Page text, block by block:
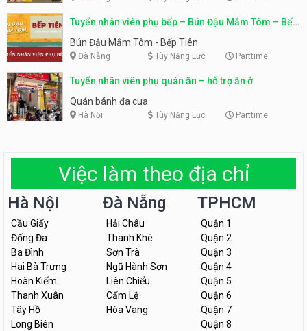
Tuyển nhân viên phụ bếp – Bún Đậu Mắm Tôm – Bếp
Tiên
Bún Đậu Mắm Tôm - Bếp Tiên
Đà Nẵng Tùy Năng Lực Parttime
Tuyển nhân viên phụ quán ăn – hỗ trợ ăn ở
Quán bánh đa cua
Hà Nội Tùy Năng Lực Parttime
Việc làm theo địa chỉ
Hà Nội
Cầu Giấy
Đống Đa
Ba Đình
Hai Bà Trưng
Hoàn Kiếm
Thanh Xuân
Tây Hồ
Long Biên
Đà Nẵng
Hải Châu
Thanh Khê
Sơn Trà
Ngũ Hành Sơn
Liên Chiểu
Cẩm Lệ
Hòa Vang
TPHCM
Quận 1
Quận 2
Quận 3
Quận 4
Quận 5
Quận 6
Quận 7
Quận 8